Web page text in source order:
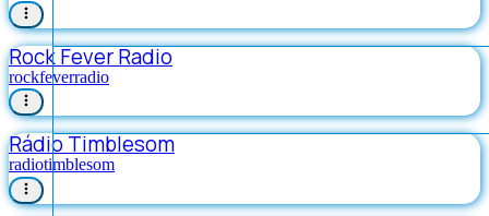
Rock Fever Radio
rockfeverradio
Rádio Timblesom
radiotimblesom